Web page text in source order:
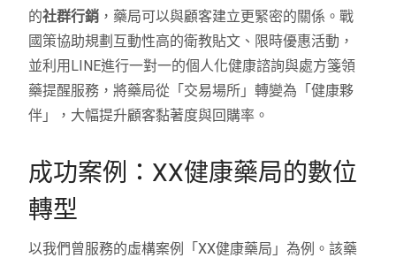
的社群行銷 ，藥局可以與顧客建立更緊密的關係。戰
國策協助規劃互動性高的衛教貼文、限時優惠活動，
並利用LINE進行一對一的個人化健康諮詢與處方箋領
藥提醒服務，將藥局從「交易場所」轉變為「健康夥
伴」，大幅提升顧客黏著度與回購率。
成功案例：XX健康藥局的數位
轉型
以我們曾服務的虛構案例「XX健康藥局」為例。該藥